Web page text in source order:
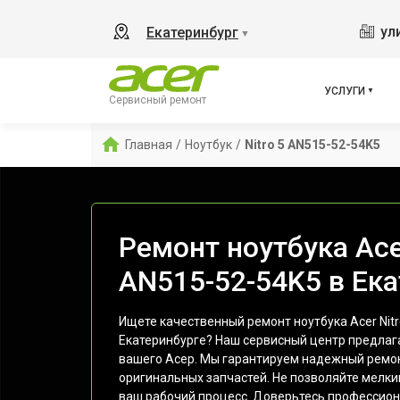
Екатеринбург ▼
Сервисный ремонт
УСЛУГИ
Главная / Ноутбук / Nitro 5 AN515-52-54K5
Ремонт ноутбука
AN515-52-54K5 в
Ищете качественный ремонт ноутбука Acer
Екатеринбурге? Наш сервисный центр
вашего Асер. Мы гарантируем надежный
оригинальных запчастей. Не позволяйте
ваш рабочий процесс. Доверьтесь